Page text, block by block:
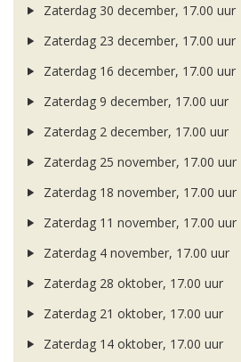
Zaterdag 30 december, 17.00 uur
Zaterdag 23 december, 17.00 uur
Zaterdag 16 december, 17.00 uur
Zaterdag 9 december, 17.00 uur
Zaterdag 2 december, 17.00 uur
Zaterdag 25 november, 17.00 uur
Zaterdag 18 november, 17.00 uur
Zaterdag 11 november, 17.00 uur
Zaterdag 4 november, 17.00 uur
Zaterdag 28 oktober, 17.00 uur
Zaterdag 21 oktober, 17.00 uur
Zaterdag 14 oktober, 17.00 uur